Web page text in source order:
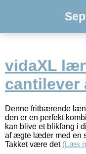
vidaXL
Denne fritbærende
den er en perfekt
kan blive et blikfang i
af ægte læder med en
Takket være det (Læs